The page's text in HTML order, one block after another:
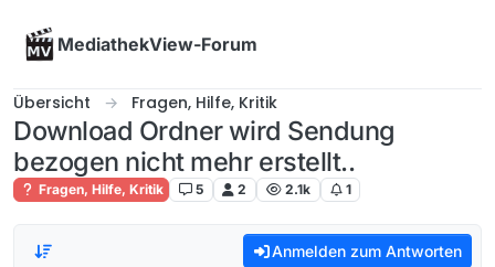
MediathekView-Forum
Übersicht Fragen, Hilfe, Kritik
Download Ordner wird Sendung
bezogen nicht mehr erstellt..
Fragen, Hilfe, Kritik 5 2 2.1k 1
Anmelden zum Antworten